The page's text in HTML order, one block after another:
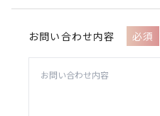
お問い合わせ内容 必須